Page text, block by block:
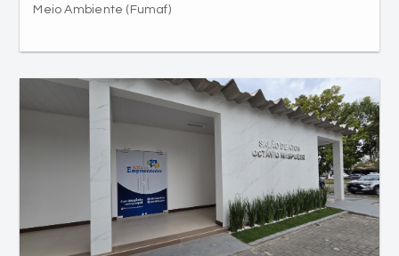
Morro da Fumaça promove capacitação para